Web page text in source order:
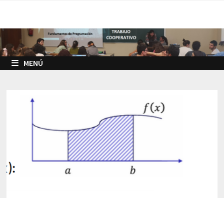
contenido
MENÚ